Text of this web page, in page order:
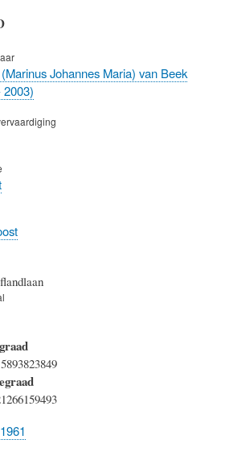
Johannes Maria) van Beek
2003)